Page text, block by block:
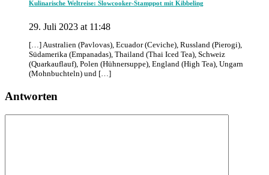
Kulinarische Weltreise: Slowcooker-Stamppot mit Kibbeling
29. Juli 2023 at 11:48
[…] Australien (Pavlovas), Ecuador (Ceviche), Russland (Pierogi),
Südamerika (Empanadas), Thailand (Thai Iced Tea), Schweiz
(Quarkauflauf), Polen (Hühnersuppe), England (High Tea), Ungarn
(Mohnbuchteln) und […]
Antworten